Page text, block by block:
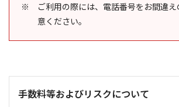
ご利用の際には、電話番号をお間違
意ください。
手数料等およびリスクについて